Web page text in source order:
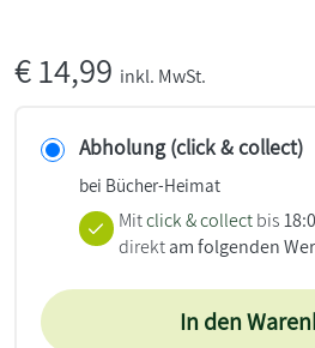
€14,99 inkl. MwSt.
Abholung (click & collect)
bei Bücher-Heimat
Mitclick & collect bis
direktam folgenden
In den